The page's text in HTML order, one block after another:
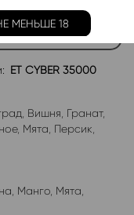
ET CYBER 35000
Вишня Гранат,
, Мята Персик
Манго Мята
МЕНЬШЕ 18